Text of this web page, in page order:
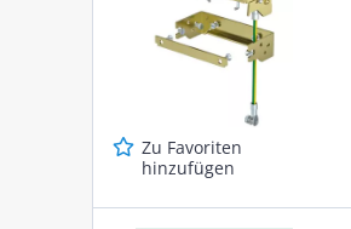
Zu Favoriten
hinzufügen